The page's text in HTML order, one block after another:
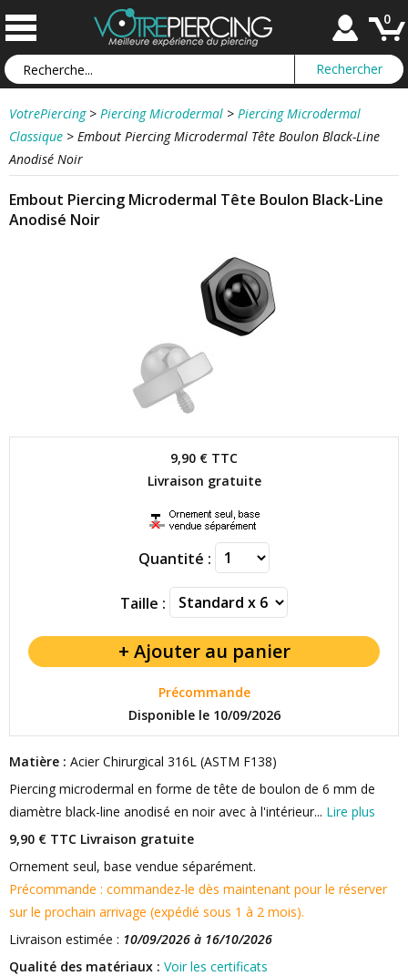
0
VotrePiercing > Piercing Microdermal > Piercing Microdermal
Classique > Embout Piercing Microdermal Tête Boulon Black-Line
Anodisé Noir
Embout Piercing Microdermal Tête Boulon Black-Line
Anodisé Noir
9,90 € TTC
Livraison gratuite
Quantité :
Taille :
Précommande
Disponible le 10/09/2026
Matière : Acier Chirurgical 316L (ASTM F138)
Piercing microdermal en forme de tête de boulon de 6 mm de
diamètre black-line anodisé en noir avec à l'intérieur... Lire plus
9,90 € TTC Livraison gratuite
Ornement seul, base vendue séparément.
Précommande : commandez-le dès maintenant pour le réserver
sur le prochain arrivage (expédié sous 1 à 2 mois).
Livraison estimée : 10/09/2026 à 16/10/2026
Qualité des matériaux : Voir les certificats